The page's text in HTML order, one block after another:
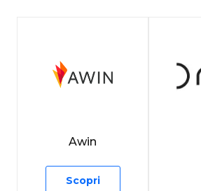
Awin
Scopri